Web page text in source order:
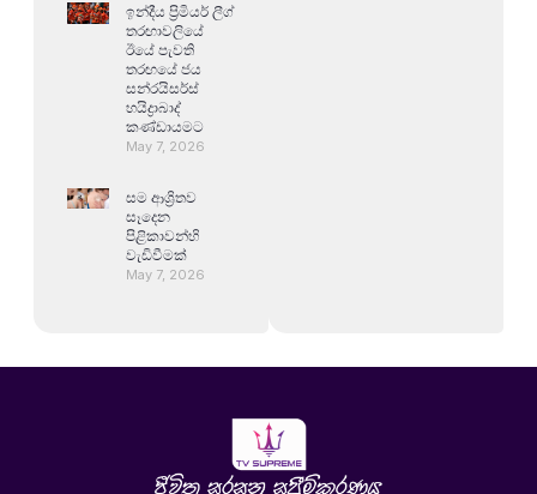
ඉන්දීය ප්‍රිමියර් ලීග්
තරඟාවලියේ
ඊයේ පැවති
තරඟයේ ජය
සන්රයිසර්ස්
හයිද්‍රාබාද්
කණ්ඩායමට
May 7, 2026
සම ආශ්‍රිතව
සෑදෙන
පිළිකාවන්හි
වැඩිවීමක්
May 7, 2026